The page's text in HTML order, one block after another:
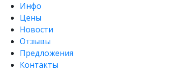
Инфо
Цены
Новости
Отзывы
Предложения
Контакты